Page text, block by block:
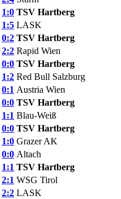
1:0 TSV Hartberg
1:5 LASK
0:2 TSV Hartberg
2:2 Rapid Wien
0:0 TSV Hartberg
1:2 Red Bull Salzburg
0:1 Austria Wien
0:0 TSV Hartberg
1:1 Blau-Weiß
0:0 TSV Hartberg
1:0 Grazer AK
0:0 Altach
1:1 TSV Hartberg
2:1 WSG Tirol
2:2 LASK